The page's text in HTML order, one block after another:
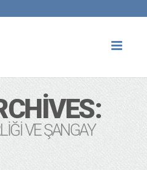
VE ŞANGAY